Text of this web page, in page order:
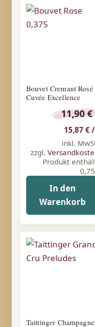
Bouvet Cremant Rosé
Cuvée Excellence
11,90€
15,87€ /
inkl.
zzgl.
Produkt
0,75
In den
Warenkorb
Taittinger